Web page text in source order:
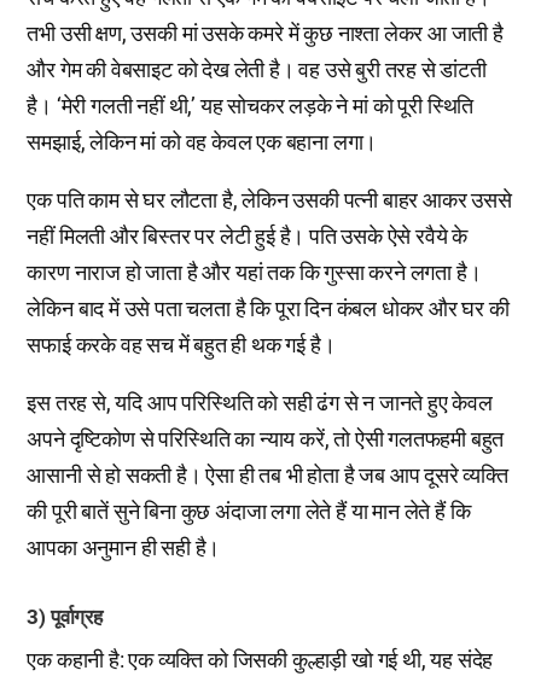
तभी उसी क्षण, उसकी मां उसके कमरे में कुछ नाश्ता लेकर आ जाती है
और गेम की वेबसाइट को देख लेती है। वह उसे बुरी तरह से डांटती
है। ‘मेरी गलती नहीं थी,’ यह सोचकर लड़के ने मां को पूरी स्थिति
समझाई, लेकिन मां को वह केवल एक बहाना लगा।
एक पति काम से घर लौटता है, लेकिन उसकी पत्नी बाहर आकर उससे
नहीं मिलती और बिस्तर पर लेटी हुई है। पति उसके ऐसे रवैये के
कारण नाराज हो जाता है और यहां तक कि गुस्सा करने लगता है।
लेकिन बाद में उसे पता चलता है कि पूरा दिन कंबल धोकर और घर की
सफाई करके वह सच में बहुत ही थक गई है।
इस तरह से, यदि आप परिस्थिति को सही ढंग से न जानते हुए केवल
अपने दृष्टिकोण से परिस्थिति का न्याय करें, तो ऐसी गलतफहमी बहुत
आसानी से हो सकती है। ऐसा ही तब भी होता है जब आप दूसरे व्यक्ति
की पूरी बातें सुने बिना कुछ अंदाजा लगा लेते हैं या मान लेते हैं कि
आपका अनुमान ही सही है।
3) पूर्वाग्रह
एक कहानी है: एक व्यक्ति को जिसकी कुल्हाड़ी खो गई थी, यह संदेह